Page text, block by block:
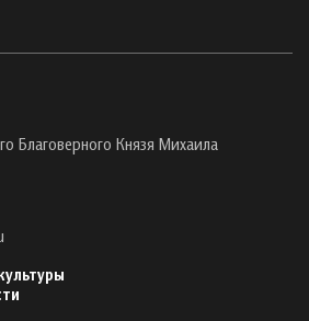
Благоверного Князя Михаила